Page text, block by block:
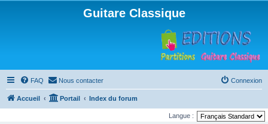
Guitare Classique
FAQ Nous contacter Connexion
Accueil Portail Index du forum
Langue :